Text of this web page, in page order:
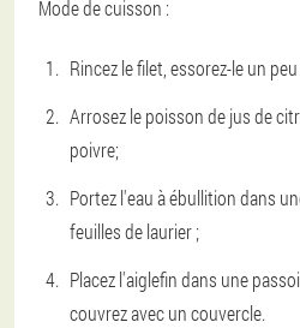
Mode de cuisson :
Rincez le filet, essorez-le un
Arrosez le poisson de jus de
poivre;
Portez l'eau à ébullition dans
feuilles de laurier ;
Placez l'aiglefin dans une
couvrez avec un couvercle.